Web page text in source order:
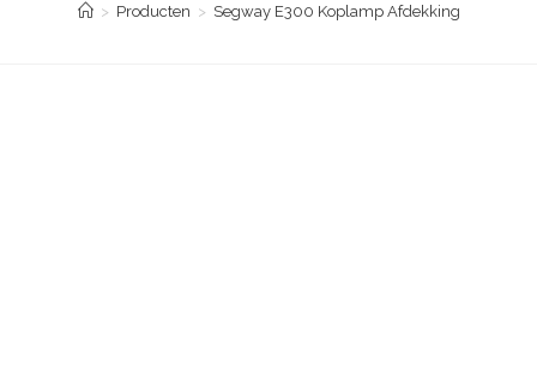
> Producten > Segway E300 Koplamp Afdekking